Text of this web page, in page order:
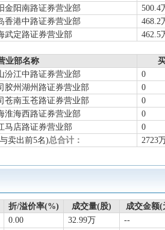
金阳南路证券营业部
500.4
香港中路证券营业部
468.2
武定路证券营业部
462.5
业部名称
汾江中路证券营业部
0
胶州湖州路证券营业部
0
苍南玉苍路证券营业部
0
淮海西路证券营业部
0
马店路证券营业部
0
卖出前5名)总合计： 2723
折/溢价率(%) 成交量(股)
成交金额(
0.00 32.99万
--